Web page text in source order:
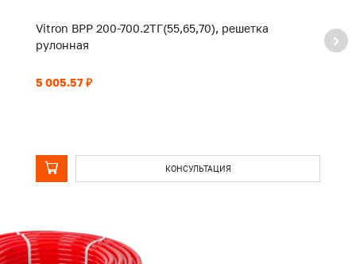
Vitron ВРР 200-700.2ТГ(55,65,70), решетка
рулонная
5 005.57 ₽
КОНСУЛЬТАЦИЯ